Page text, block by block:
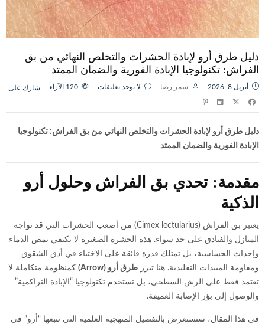
دليل طرق أرو لإبادة الحشرات والتخلص النهائي من بق
الفراش: تكنولوجيا الإبادة الفورية والضمان الممتد
أبريل 8, 2026 سمر رضا لا يوجد تعليقات الآراء شارك على
دليل طرق أرو لإبادة الحشرات والتخلص النهائي من بق الفراش: تكنولوجيا
الإبادة الفورية والضمان الممتد
مقدمة: تحدي بق الفراش وحلول أرو
الذكية
يعتبر بق الفراش (Cimex lectularius) من أصعب الحشرات التي قد تواجه
المنازل والفنادق على حد سواء. هذه الحشرة الصغيرة لا تكتفي بمص الدماء
وإحداث الحساسية، بل تمتلك قدرة فائقة على الاختباء في أدق الشقوق
ومقاومة المبيدات التقليدية. هنا تبرز طرق أرو (Arrow)
كمنظومة متكاملة لا
تعتمد فقط على الرش السطحي، بل تستخدم تكنولوجيا “الإبادة التراكمية”
والوصول إلى بؤر الإصابة العميقة.
في هذا المقال، سنستعرض بالتفصيل المنهجية العلمية التي تتبعها “أرو” في